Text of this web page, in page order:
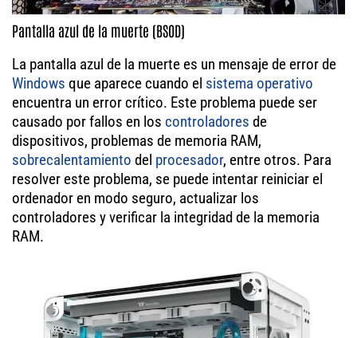
Pantalla azul de la muerte (BSOD)
La pantalla azul de la muerte es un mensaje de error de
Windows que aparece cuando el sistema operativo
encuentra un error crítico. Este problema puede ser
causado por fallos en los controladores de
dispositivos, problemas de memoria RAM,
sobrecalentamiento del procesador, entre otros. Para
resolver este problema, se puede intentar reiniciar el
ordenador en modo seguro, actualizar los
controladores y verificar la integridad de la memoria
RAM.